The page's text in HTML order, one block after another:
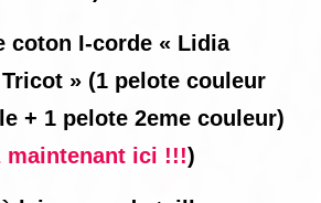
coton I-corde « Lidia
» (1 pelote couleur
+ 1 pelote 2eme couleur)
maintenant ici !!!)